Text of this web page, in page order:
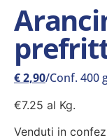
€2,90/Conf. 400
€7.25 al Kg.
Venduti in